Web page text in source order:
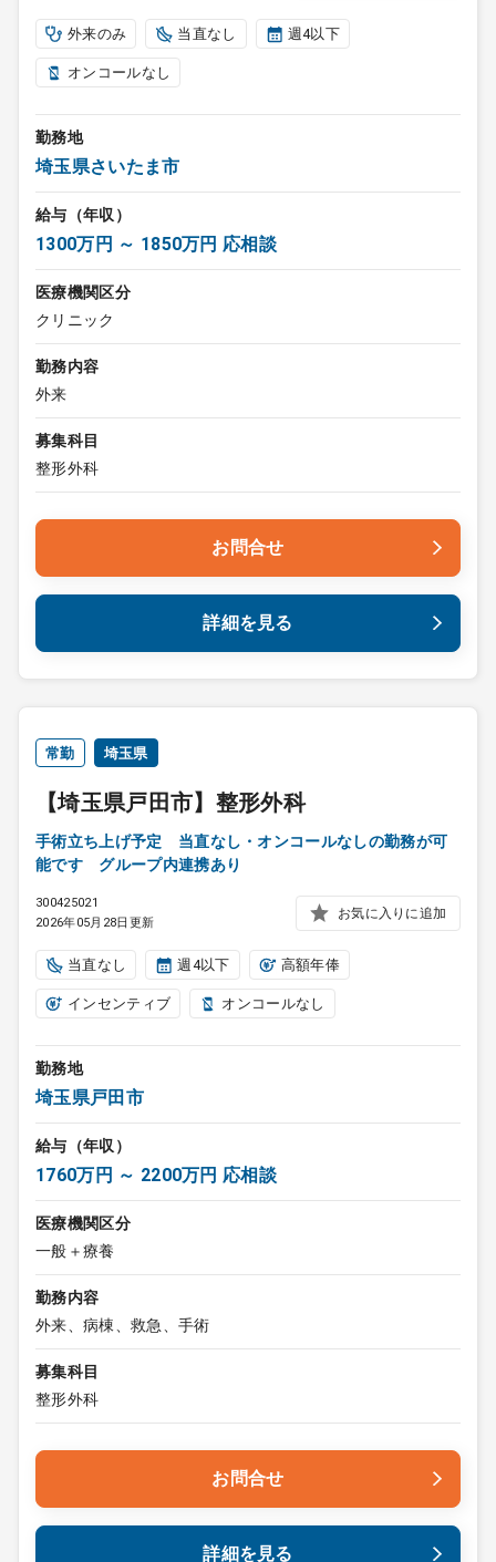
外来のみ 当直なし 週4以下
オンコールなし
勤務地
埼玉県さいたま市
給与（年収）
1300万円 ～ 1850万円 応相談
医療機関区分
クリニック
勤務内容
外来
募集科目
整形外科
お問合せ
詳細を見る
常勤 埼玉県
【埼玉県戸田市】整形外科
手術立ち上げ予定 当直なし・オンコールなしの勤務が可
能です グループ内連携あり
300425021
2026年05月28日更新
お気に入りに追加
当直なし 週4以下 高額年俸
インセンティブ オンコールなし
勤務地
埼玉県戸田市
給与（年収）
1760万円 ～ 2200万円 応相談
医療機関区分
一般＋療養
勤務内容
外来、病棟、救急、手術
募集科目
整形外科
お問合せ
詳細を見る